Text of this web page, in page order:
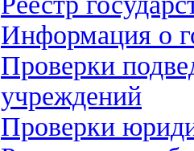
Информация о
Проверки
учреждений
Проверки